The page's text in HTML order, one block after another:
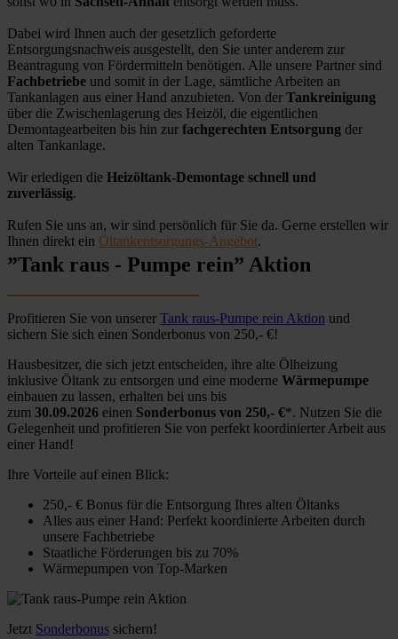
Dabei wird Ihnen auch der gesetzlich geforderte
Entsorgungsnachweis ausgestellt, den Sie unter anderem zur
Beantragung von Fördermitteln benötigen. Alle unsere Partner sind
Fachbetriebe und somit in der Lage, sämtliche Arbeiten an
Tankanlagen aus einer Hand anzubieten. Von der Tankreinigung
über die Zwischenlagerung des Heizöl, die eigentlichen
Demontagearbeiten bis hin zur fachgerechten Entsorgung der
alten Tankanlage.
Wir erledigen die Heizöltank-Demontage schnell und
zuverlässig.
Rufen Sie uns an, wir sind persönlich für Sie da. Gerne erstellen wir
Ihnen direkt ein Öltankentsorgungs-Angebot.
”Tank raus - Pumpe rein” Aktion
Profitieren Sie von unserer Tank raus-Pumpe rein Aktion und
sichern Sie sich einen Sonderbonus von 250,- €!
Hausbesitzer, die sich jetzt entscheiden, ihre alte Ölheizung
inklusive Öltank zu entsorgen und eine moderne Wärmepumpe
einbauen zu lassen, erhalten bei uns bis
zum 30.09.2026 einen Sonderbonus von 250,- €*. Nutzen Sie die
Gelegenheit und profitieren Sie von perfekt koordinierter Arbeit aus
einer Hand!
Ihre Vorteile auf einen Blick:
250,- € Bonus für die Entsorgung Ihres alten Öltanks
Alles aus einer Hand: Perfekt koordinierte Arbeiten durch
unsere Fachbetriebe
Staatliche Förderungen bis zu 70%
Wärmepumpen von Top-Marken
Jetzt Sonderbonus sichern!